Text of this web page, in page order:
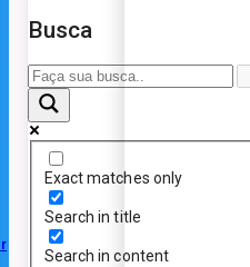
Busca
Exact matches only
Search in title
Search in content